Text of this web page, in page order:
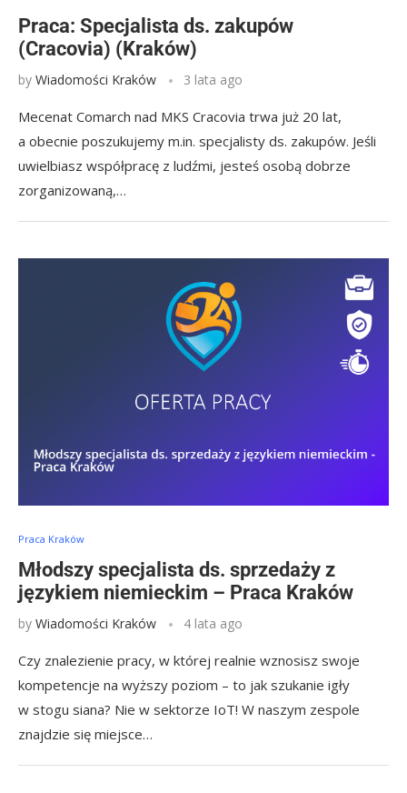
Praca: Specjalista ds. zakupów
(Cracovia) (Kraków)
by Wiadomości Kraków 3 lata ago
Mecenat Comarch nad MKS Cracovia trwa już 20 lat,
a obecnie poszukujemy m.in. specjalisty ds. zakupów. Jeśli
uwielbiasz współpracę z ludźmi, jesteś osobą dobrze
zorganizowaną,…
Praca Kraków
Młodszy specjalista ds. sprzedaży z
językiem niemieckim – Praca Kraków
by Wiadomości Kraków 4 lata ago
Czy znalezienie pracy, w której realnie wznosisz swoje
kompetencje na wyższy poziom – to jak szukanie igły
w stogu siana? Nie w sektorze IoT! W naszym zespole
znajdzie się miejsce…